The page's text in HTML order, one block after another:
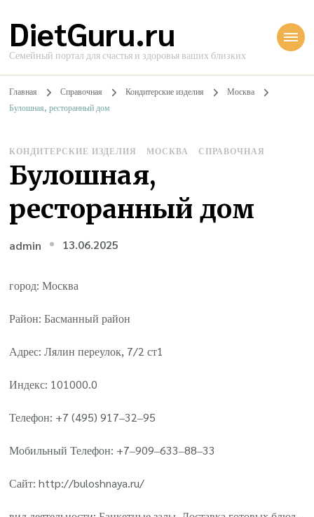
DietGuru.ru
Семейный портал для счастья и здоровья ваших близких
Главная Справочная Кондитерские изделия
Москва
Булошная, ресторанный дом
КОНДИТЕРСКИЕ ИЗДЕЛИЯ МОСКВА СПРАВОЧНАЯ
Булошная,
ресторанный дом
admin 13.06.2025
город: Москва
Район: Басманный район
Адрес: Лялин переулок, 7/2 ст1
Индекс: 101000.0
Телефон: +7 (495) 917‒32‒95
Мобильный Телефон: +7‒909‒633‒88‒33
Сайт: http://buloshnaya.ru/